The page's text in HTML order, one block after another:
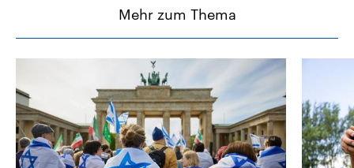
Mehr zum Thema